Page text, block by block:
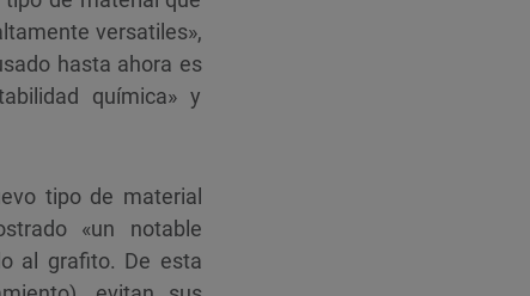
versatiles»,
hasta ahora es
química» y
tipo de material
«un notable
al grafito. De esta